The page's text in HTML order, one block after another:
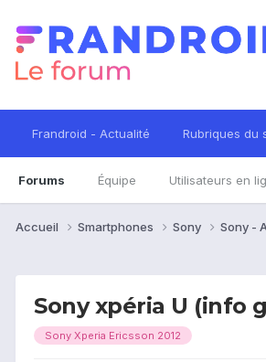
Frandroid - Actualité Rubriques du
Forums Équipe Utilisateurs en
Accueil Smartphones Sony Sony -
Sony xpéria U (info
Sony Xperia Ericsson 2012